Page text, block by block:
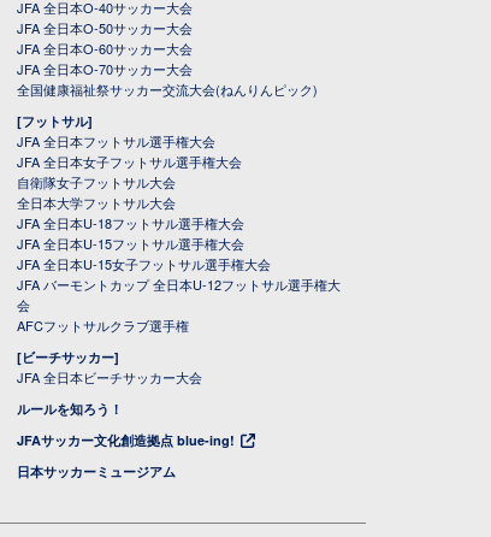
JFA 全日本O-40サッカー大会
JFA 全日本O-50サッカー大会
JFA 全日本O-60サッカー大会
JFA 全日本O-70サッカー大会
全国健康福祉祭サッカー交流大会(ねんりんピック)
[フットサル]
JFA 全日本フットサル選手権大会
JFA 全日本女子フットサル選手権大会
自衛隊女子フットサル大会
全日本大学フットサル大会
JFA 全日本U-18フットサル選手権大会
JFA 全日本U-15フットサル選手権大会
JFA 全日本U-15女子フットサル選手権大会
JFA バーモントカップ 全日本U-12フットサル選手権大
会
AFCフットサルクラブ選手権
[ビーチサッカー]
JFA 全日本ビーチサッカー大会
ルールを知ろう！
JFAサッカー文化創造拠点 blue-ing!
日本サッカーミュージアム